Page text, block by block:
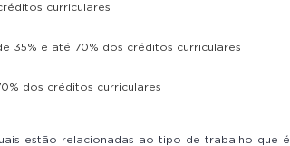
curriculares
35% e até 70% dos créditos curriculares
dos créditos curriculares
estão relacionadas ao tipo de trabalho que é